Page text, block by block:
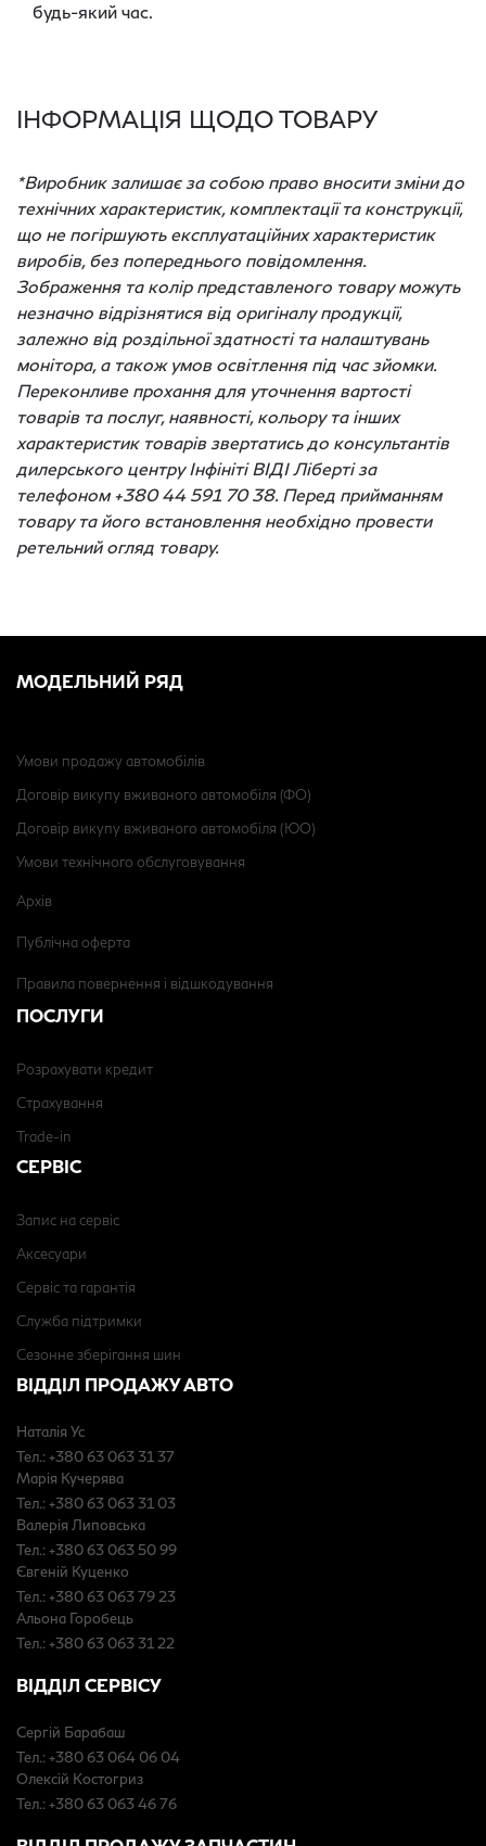
будь-який час.
ІНФОРМАЦІЯ ЩОДО ТОВАРУ
*Виробник залишає за собою право вносити зміни до
технічних характеристик, комплектації та конструкції,
що не погіршують експлуатаційних характеристик
виробів, без попереднього повідомлення.
Зображення та колір представленого товару можуть
незначно відрізнятися від оригіналу продукції,
залежно від роздільної здатності та налаштувань
монітора, а також умов освітлення під час зйомки.
Переконливе прохання для уточнення вартості
товарів та послуг, наявності, кольору та інших
характеристик товарів звертатись до консультантів
дилерського центру Інфініті ВІДІ Ліберті за
телефоном +380 44 591 70 38. Перед прийманням
товару та його встановлення необхідно провести
ретельний огляд товару.
МОДЕЛЬНИЙ РЯД
Умови продажу автомобілів
Договір викупу вживаного автомобіля (ФО)
Договір викупу вживаного автомобіля (ЮО)
Умови технічного обслуговування
Архів
Публічна оферта
Правила повернення і відшкодування
ПОСЛУГИ
Розрахувати кредит
Страхування
Trade-in
СЕРВІС
Запис на сервіс
Аксесуари
Сервіс та гарантія
Служба підтримки
Сезонне зберігання шин
ВІДДІЛ ПРОДАЖУ АВТО
Наталія Ус
Тел.: +380 63 063 31 37
Марія Кучерява
Тел.: +380 63 063 31 03
Валерія Липовська
Тел.: +380 63 063 50 99
Євгеній Куценко
Тел.: +380 63 063 79 23
Альона Горобець
Тел.: +380 63 063 31 22
ВІДДІЛ СЕРВІСУ
Сергій Барабаш
Тел.: +380 63 064 06 04
Олексій Костогриз
Тел.: +380 63 063 46 76